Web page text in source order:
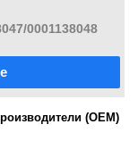
0001138048
(OEM)